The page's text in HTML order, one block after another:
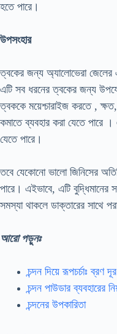
হতে পারে।
উপসংহার
ত্বকের জন্য অ্যালোভেরা জেলের
এটি সব ধরনের ত্বকের জন্য
ত্বককে ময়েশ্চারাইজ করতে ,
কমাতে ব্যবহার করা যেতে পারে
যেতে পারে।
তবে যেকোনো ভালো জিনিসের
পারে। এইভাবে, এটি
সমস্যা থাকলে ডাক্তারের সাথে
আরো পড়ুনঃ
চন্দন দিয়ে রূপচর্চাঃ ব্রণ
চন্দন পাউডার ব্যবহারের
চন্দনের উপকারিতা